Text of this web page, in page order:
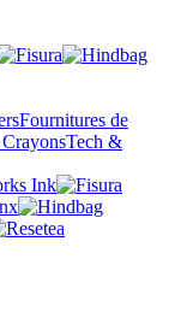
Fournitures de
Tech &